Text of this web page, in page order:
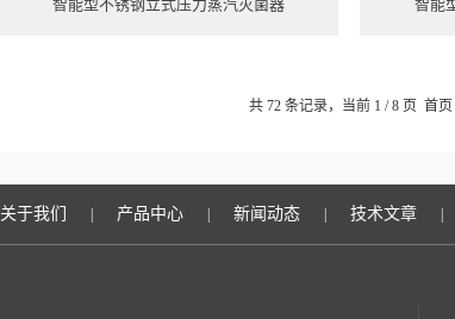
智能型不锈钢立式压力蒸汽灭菌器 智能
共 72 条记录，当前 1 / 8 页 首
关于我们 产品中心 新闻动态 技术文章